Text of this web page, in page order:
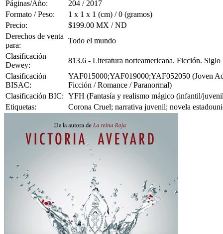
Páginas/Año:
204 / 2017
Formato / Peso:
1 x 1 x 1 (cm) / 0 (gramos)
Precio:
$199.00 MX / ND
Derechos de venta
para:
Todo el mundo
Clasificación
Dewey:
813.6 - Literatura norteamericana. Ficción.
Clasificación
BISAC:
YAF015000;YAF019000;YAF052050 (Joven
Ficción / Romance / Paranormal)
Clasificación BIC: YFH (Fantasía y realismo mágico (infantil/
Etiquetas:
Corona Cruel; narrativa juvenil; novela